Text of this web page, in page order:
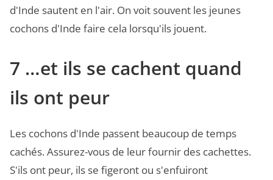
d'Inde sautent en l'air. On voit souvent les jeunes
cochons d'Inde faire cela lorsqu'ils jouent.
7 …et ils se cachent quand
ils ont peur
Les cochons d'Inde passent beaucoup de temps
cachés. Assurez-vous de leur fournir des cachettes.
S'ils ont peur, ils se figeront ou s'enfuiront